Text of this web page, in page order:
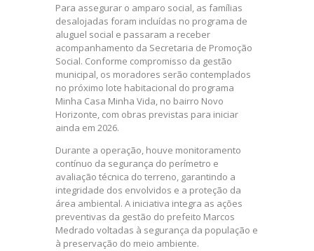
Para assegurar o amparo social, as famílias
desalojadas foram incluídas no programa de
aluguel social e passaram a receber
acompanhamento da Secretaria de Promoção
Social. Conforme compromisso da gestão
municipal, os moradores serão contemplados
no próximo lote habitacional do programa
Minha Casa Minha Vida, no bairro Novo
Horizonte, com obras previstas para iniciar
ainda em 2026.
Durante a operação, houve monitoramento
contínuo da segurança do perímetro e
avaliação técnica do terreno, garantindo a
integridade dos envolvidos e a proteção da
área ambiental. A iniciativa integra as ações
preventivas da gestão do prefeito Marcos
Medrado voltadas à segurança da população e
à preservação do meio ambiente.